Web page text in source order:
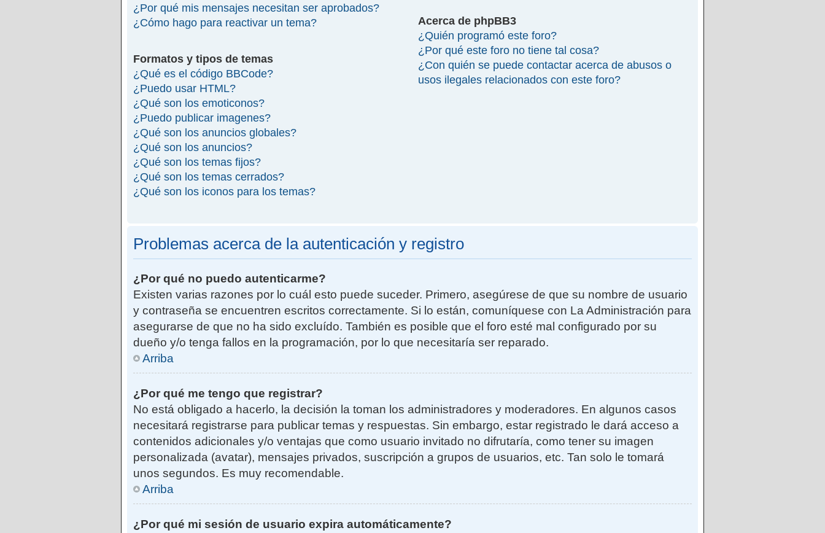
¿Por qué mis mensajes necesitan ser aprobados?
¿Cómo hago para reactivar un tema?
Formatos y tipos de temas
¿Qué es el código BBCode?
¿Puedo usar HTML?
¿Qué son los emoticonos?
¿Puedo publicar imagenes?
¿Qué son los anuncios globales?
¿Qué son los anuncios?
¿Qué son los temas fijos?
¿Qué son los temas cerrados?
¿Qué son los iconos para los temas?
Acerca de phpBB3
¿Quién programó este foro?
¿Por qué este foro no tiene tal cosa?
¿Con quién se puede contactar acerca de abusos o
usos ilegales relacionados con este foro?
Problemas acerca de la autenticación y registro
¿Por qué no puedo autenticarme?
Existen varias razones por lo cuál esto puede suceder. Primero, asegúrese de que su nombre de usuario
y contraseña se encuentren escritos correctamente. Si lo están, comuníquese con La Administración para
asegurarse de que no ha sido excluído. También es posible que el foro esté mal configurado por su
dueño y/o tenga fallos en la programación, por lo que necesitaría ser reparado.
Arriba
¿Por qué me tengo que registrar?
No está obligado a hacerlo, la decisión la toman los administradores y moderadores. En algunos casos
necesitará registrarse para publicar temas y respuestas. Sin embargo, estar registrado le dará acceso a
contenidos adicionales y/o ventajas que como usuario invitado no difrutaría, como tener su imagen
personalizada (avatar), mensajes privados, suscripción a grupos de usuarios, etc. Tan solo le tomará
unos segundos. Es muy recomendable.
Arriba
¿Por qué mi sesión de usuario expira automáticamente?